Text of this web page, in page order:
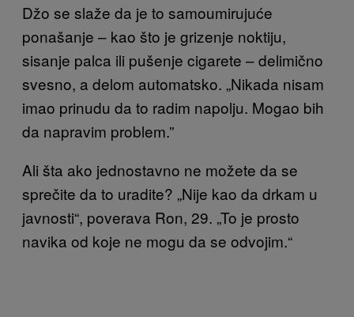
Džo se slaže da je to samoumirujuće
ponašanje – kao što je grizenje noktiju,
sisanje palca ili pušenje cigarete – delimično
svesno, a delom automatsko. „Nikada nisam
imao prinudu da to radim napolju. Mogao bih
da napravim problem.”
Ali šta ako jednostavno ne možete da se
sprečite da to uradite? „Nije kao da drkam u
javnosti“, poverava Ron, 29. „To je prosto
navika od koje ne mogu da se odvojim.“